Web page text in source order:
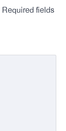
Required fields